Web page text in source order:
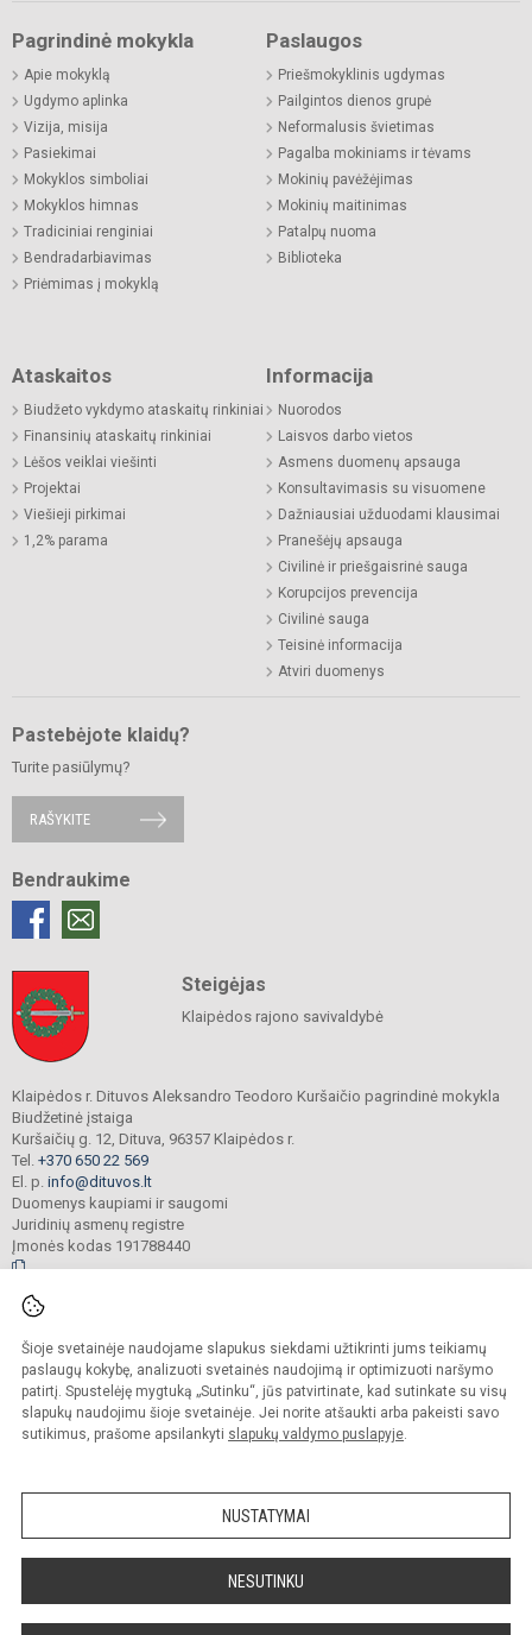
Šioje svetainėje naudojame slapukus siekdami užtikrinti jums teikiamų
paslaugų kokybę, analizuoti svetainės naudojimą ir optimizuoti naršymo
patirtį. Spustelėję mygtuką „Sutinku“, jūs patvirtinate, kad sutinkate su visų
slapukų naudojimu šioje svetainėje. Jei norite atšaukti arba pakeisti savo
sutikimus, prašome apsilankyti slapukų valdymo puslapyje.
NUSTATYMAI
NESUTINKU
Pagrindinė mokykla
Apie mokyklą
Ugdymo aplinka
Vizija, misija
Pasiekimai
Mokyklos simboliai
Mokyklos himnas
Tradiciniai renginiai
Bendradarbiavimas
Priėmimas į mokyklą
Paslaugos
Priešmokyklinis ugdymas
Pailgintos dienos grupė
Neformalusis švietimas
Pagalba mokiniams ir tėvams
Mokinių pavėžėjimas
Mokinių maitinimas
Patalpų nuoma
Biblioteka
Ataskaitos
Biudžeto vykdymo ataskaitų rinkiniai
Finansinių ataskaitų rinkiniai
Lėšos veiklai viešinti
Projektai
Viešieji pirkimai
1,2% parama
Informacija
Nuorodos
Laisvos darbo vietos
Asmens duomenų apsauga
Konsultavimasis su visuomene
Dažniausiai užduodami klausimai
Pranešėjų apsauga
Civilinė ir priešgaisrinė sauga
Korupcijos prevencija
Civilinė sauga
Teisinė informacija
Atviri duomenys
Pastebėjote klaidų?
Turite pasiūlymų?
RAŠYKITE
Bendraukime
Steigėjas
Klaipėdos rajono savivaldybė
Klaipėdos r. Dituvos Aleksandro Teodoro Kuršaičio pagrindinė mokykla
Biudžetinė įstaiga
Kuršaičių g. 12, Dituva, 96357 Klaipėdos r.
Tel. +370 650 22 569
El. p. info@dituvos.lt
Duomenys kaupiami ir saugomi
Juridinių asmenų registre
Įmonės kodas 191788440
Visos teisės saugomos. Kopijuoti turinį be raštiško įstaigos administracijos
sutikimo griežtai draudžiama.
Prieinamumo paraiška Slapukų politika
Sumanus būdas atnaujinti